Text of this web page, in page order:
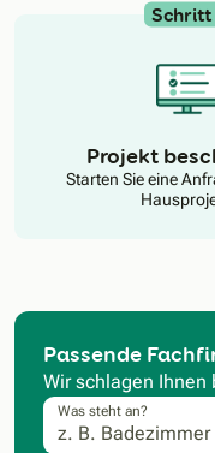
Schritt
Projekt
Starten Sie eine
Passende
Wir schlagen Ihnen
Was steht an?